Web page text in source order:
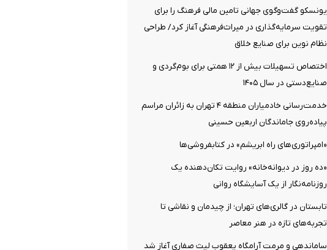
یونسکو گفت‌وگوی جهانی تامین مالی فرهنگ را برای
تقویت سرمایه‌گذاری در میراث‌فرهنگی آغاز کرد/ طراحی
نظام نوین برای صنایع خلاق
اختصاص تسهیلات بیش از ۱۲ همتی برای بوم‌گردی و
صنایع‌دستی در سال ۱۴۰۵
خدمت‌رسانی خادمیاران منطقه ۴ تهران به زائران مراسم
پیاده‌روی جاماندگان اربعین حسینی
«امپراتوری‌های راه ابریشم» در کتابفروشی‌ها
«ده روز در دیوانه‌خانه» روایت تکان‌دهنده یک
روزنامه‌نگار از یک آسایشگاه روانی
تابستان در گالری‌های تهران؛ از چیدمان و نقاشی تا
تجربه‌های تازه در هنر معاصر
ساماندهی و مرمت آرامگاه یعقوب لیث صفاری آغاز شد